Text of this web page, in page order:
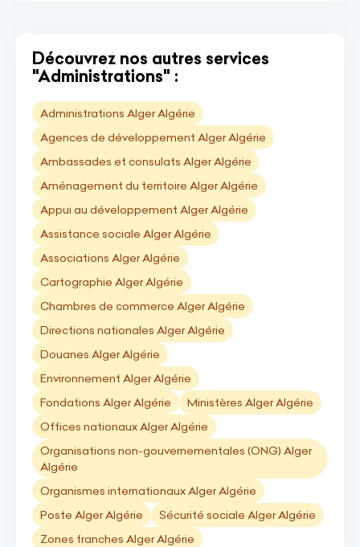
Découvrez nos autres services
"Administrations" :
Administrations Alger Algérie
Agences de développement Alger Algérie
Ambassades et consulats Alger Algérie
Aménagement du territoire Alger Algérie
Appui au développement Alger Algérie
Assistance sociale Alger Algérie
Associations Alger Algérie
Cartographie Alger Algérie
Chambres de commerce Alger Algérie
Directions nationales Alger Algérie
Douanes Alger Algérie
Environnement Alger Algérie
Fondations Alger Algérie
Ministères Alger Algérie
Offices nationaux Alger Algérie
Organisations non-gouvernementales (ONG) Alger
Algérie
Organismes internationaux Alger Algérie
Poste Alger Algérie
Sécurité sociale Alger Algérie
Zones franches Alger Algérie